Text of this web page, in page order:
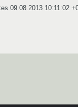
09.08.2013 10:11:02